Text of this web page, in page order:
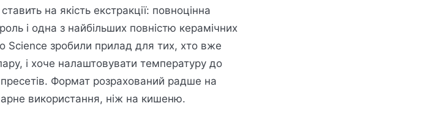
на якість екстракції: повноцінна
і одна з найбільших повністю керамічних
Science зробили прилад для тих, хто вже
і хоче налаштовувати температуру до
Формат розрахований радше на
використання, ніж на кишеню.